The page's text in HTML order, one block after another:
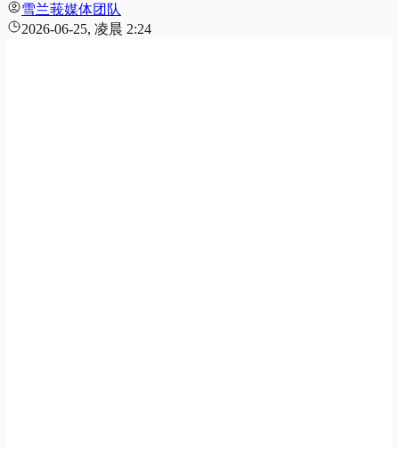
雪兰莪媒体团队
2026-06-25, 凌晨 2:24